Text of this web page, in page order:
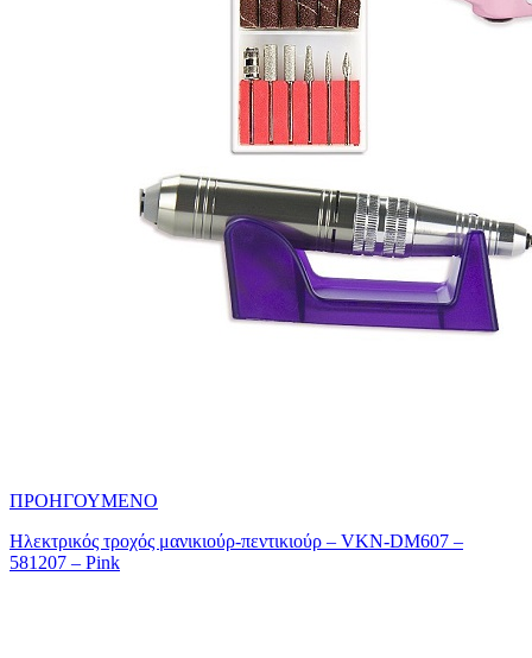
ΠΡΟΗΓΟΥΜΕΝΟ
Ηλεκτρικός τροχός μανικιούρ-πεντικιούρ – VKN-DM607 –
581207 – Pink